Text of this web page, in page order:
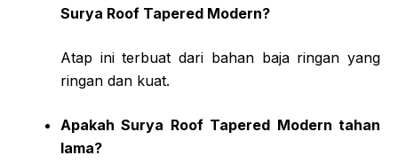
Surya Roof Tapered Modern?
Atap ini terbuat dari bahan baja ringan yang
ringan dan kuat.
Apakah Surya Roof Tapered Modern tahan
lama?